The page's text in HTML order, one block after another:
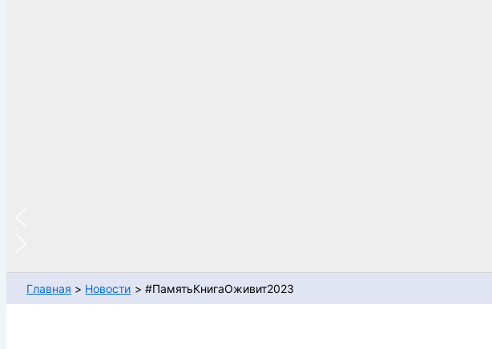
Главная Новости #ПамятьКнигаОживит2023